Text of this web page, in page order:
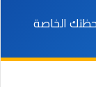
الخاصة